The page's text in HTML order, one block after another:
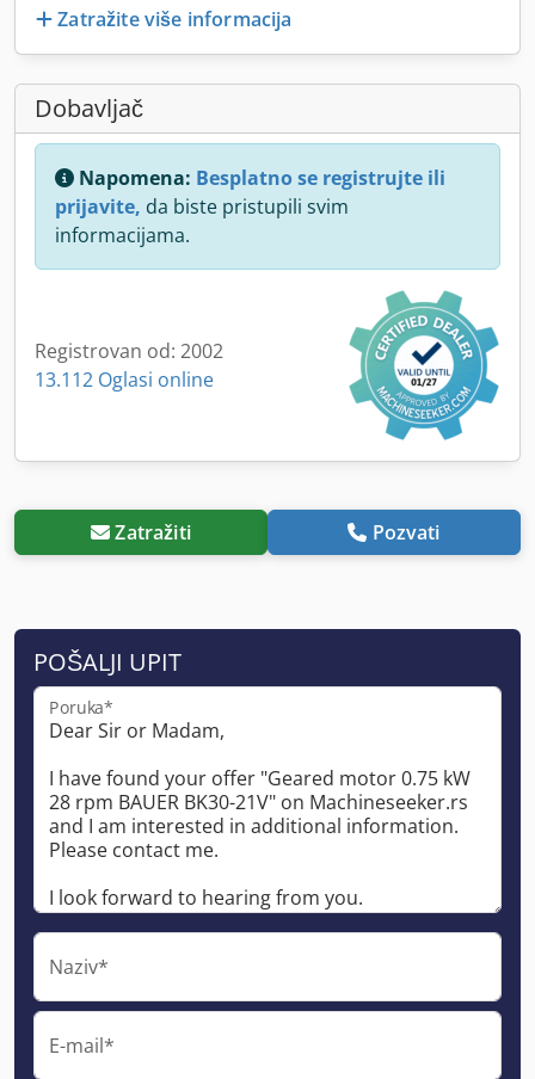
Zatražite više informacija
Dobavljač
Napomena: Besplatno se registrujte ili
prijavite, da biste pristupili svim
informacijama.
Registrovan od: 2002
13.112 Oglasi online
Zatražiti Pozvati
POŠALJI UPIT
Poruka*
Naziv*
E-mail*